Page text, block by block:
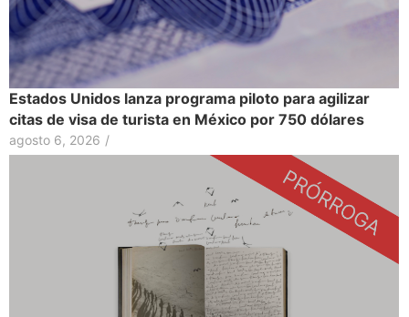
Estados Unidos lanza programa piloto para agilizar
citas de visa de turista en México por 750 dólares
agosto 6, 2026 /